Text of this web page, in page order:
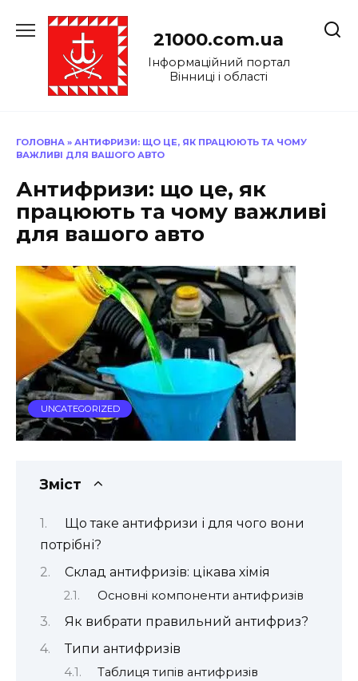
до
21000.com.ua
Інформаційний портал
Вінниці і області
ГОЛОВНА » АНТИФРИЗИ: ЩО ЦЕ, ЯК ПРАЦЮЮТЬ ТА ЧОМУ
ВАЖЛИВІ ДЛЯ ВАШОГО АВТО
Антифризи: що це, як
працюють та чому важливі
для вашого авто
UNCATEGORIZED
Зміст
Що таке антифризи і для чого вони
потрібні?
Склад антифризів: цікава хімія
Основні компоненти антифризів
Як вибрати правильний антифриз?
Типи антифризів
Таблиця типів антифризів